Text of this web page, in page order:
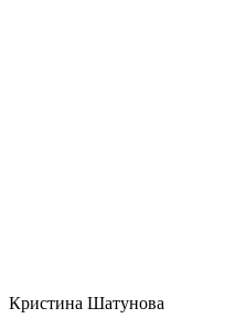
Кристина Шатунова